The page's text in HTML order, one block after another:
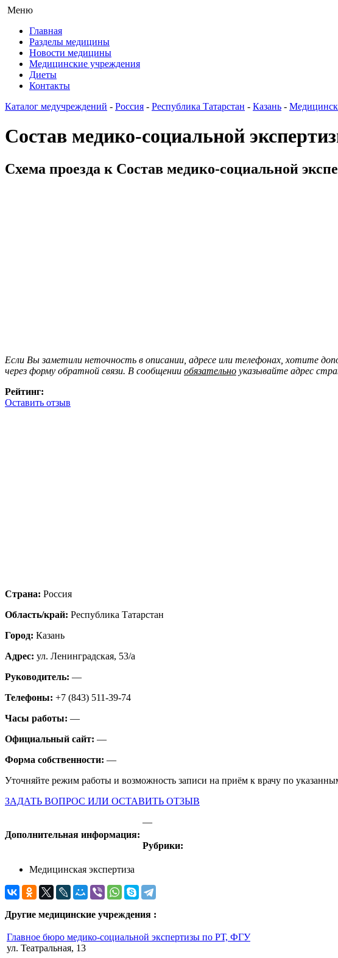
Меню
Главная
Разделы медицины
Новости медицины
Медицинские учреждения
Диеты
Контакты
Каталог медучреждений - Россия - Республика Татарстан - Казань -
Состав медико-социальной
Схема проезда к Состав медико-социальной
Если Вы заметили неточность в описании, адресе или телефонах, хотите
через форму обратной связи. В сообщении обязательно указывайте адрес
Рейтинг:
Оставить отзыв
Страна: Россия
Область/край: Республика Татарстан
Город: Казань
Адрес: ул. Ленинградская, 53/а
Руководитель: —
Телефоны: +7 (843) 511-39-74
Часы работы: —
Официальный сайт: —
Форма собственности: —
Уточняйте режим работы и возможность записи на приём к врачу по
ЗАДАТЬ ВОПРОС ИЛИ ОСТАВИТЬ ОТЗЫВ
Дополнительная информация:
—
Рубрики:
Медицинская экспертиза
Другие медицинские учреждения :
Главное бюро медико-социальной экспертизы по РТ, ФГУ
ул. Театральная, 13